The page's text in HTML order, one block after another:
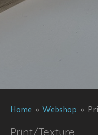
Home » Webshop »
Print/Texture